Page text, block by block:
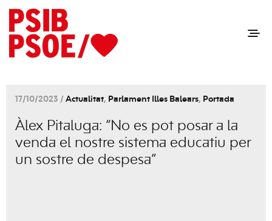
17/10/2023 / Actualitat, Parlament Illes Balears, Portada
Àlex Pitaluga: “No es pot posar a la
venda el nostre sistema educatiu per
un sostre de despesa”